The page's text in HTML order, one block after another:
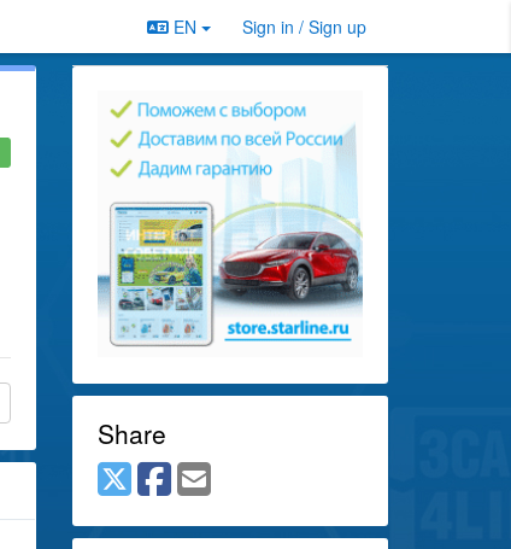
EN Sign in / Sign up
Share